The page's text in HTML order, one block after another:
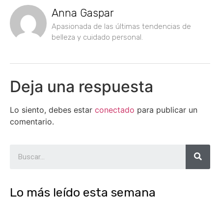
Anna Gaspar
Apasionada de las últimas tendencias de
belleza y cuidado personal.
Deja una respuesta
Lo siento, debes estar conectado para publicar un
comentario.
Lo más leído esta semana